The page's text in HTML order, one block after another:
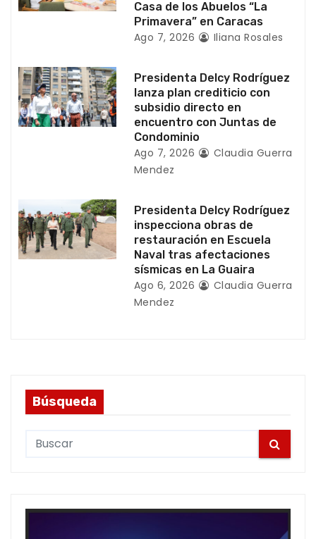
a
d
a
Casa de los Abuelos “La
Primavera” en Caracas
Ago 7, 2026 Iliana Rosales
Presidenta Delcy Rodríguez
lanza plan crediticio con
subsidio directo en
encuentro con Juntas de
Condominio
Ago 7, 2026
Claudia Guerra
Mendez
Presidenta Delcy Rodríguez
inspecciona obras de
restauración en Escuela
Naval tras afectaciones
sísmicas en La Guaira
Ago 6, 2026
Claudia Guerra
Mendez
Búsqueda
c